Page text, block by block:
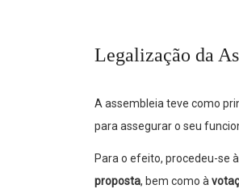
Legalização da
A assembleia teve como
para assegurar o seu
Para o efeito, procedeu-se à
proposta, bem como à